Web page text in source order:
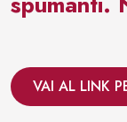
VAI AL LINK